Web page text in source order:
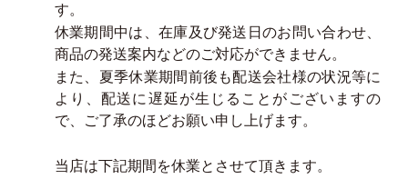
す。
休業期間中は、在庫及び発送日のお問い合わせ、
商品の発送案内などのご対応ができません。
また、夏季休業期間前後も配送会社様の状況等に
より、配送に遅延が生じることがございますの
で、ご了承のほどお願い申し上げます。
当店は下記期間を休業とさせて頂きます。